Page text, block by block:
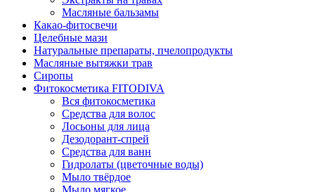
Масляные бальзамы
Какао-фитосвечи
Целебные мази
Натуральные препараты, пчелопродукты
Масляные вытяжки трав
Сиропы
Фитокосметика FITODIVA
Вся фитокосметика
Средства для волос
Лосьоны для лица
Дезодорант-спрей
Средства для ванн
Гидролаты (цветочные воды)
Мыло твёрдое
Мыло мягкое